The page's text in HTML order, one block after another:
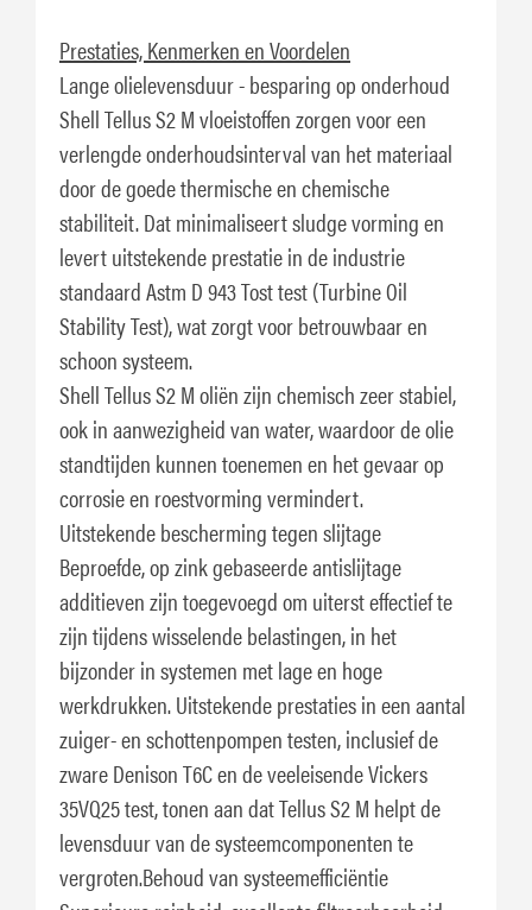
Prestaties, Kenmerken en Voordelen
Lange olielevensduur - besparing op onderhoud
Shell Tellus S2 M vloeistoffen zorgen voor een
verlengde onderhoudsinterval van het materiaal
door de goede thermische en chemische
stabiliteit. Dat minimaliseert sludge vorming en
levert uitstekende prestatie in de industrie
standaard Astm D 943 Tost test (Turbine Oil
Stability Test), wat zorgt voor betrouwbaar en
schoon systeem.
Shell Tellus S2 M oliën zijn chemisch zeer stabiel,
ook in aanwezigheid van water, waardoor de olie
standtijden kunnen toenemen en het gevaar op
corrosie en roestvorming vermindert.
Uitstekende bescherming tegen slijtage
Beproefde, op zink gebaseerde antislijtage
additieven zijn toegevoegd om uiterst effectief te
zijn tijdens wisselende belastingen, in het
bijzonder in systemen met lage en hoge
werkdrukken. Uitstekende prestaties in een aantal
zuiger- en schottenpompen testen, inclusief de
zware Denison T6C en de veeleisende Vickers
35VQ25 test, tonen aan dat Tellus S2 M helpt de
levensduur van de systeemcomponenten te
vergroten.Behoud van systeemefficiëntie